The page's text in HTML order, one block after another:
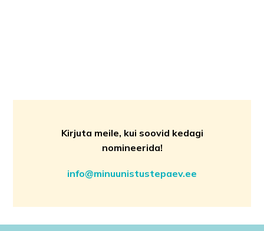
Kirjuta meile, kui soovid kedagi
nomineerida!
info@minuunistustepaev.ee